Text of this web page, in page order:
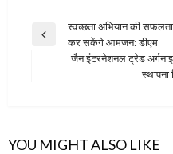
Post
navigation
Previous
स्वच्छता अभियान की
कर सकेंगे आमजन: डीएम
जैन इंटरनेशनल ट्रेड
YOU MIGHT ALSO LIKE